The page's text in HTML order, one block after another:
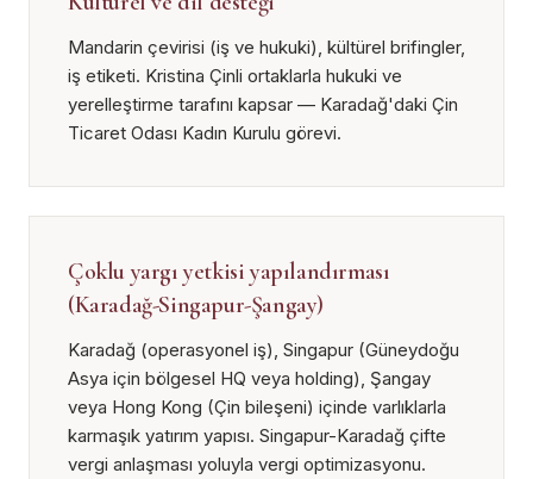
Mandarin çevirisi (iş ve hukuki), kültürel brifingler,
iş etiketi. Kristina Çinli ortaklarla hukuki ve
yerelleştirme tarafını kapsar — Karadağ'daki Çin
Ticaret Odası Kadın Kurulu görevi.
Çoklu yargı yetkisi yapılandırması
(Karadağ-Singapur-Şangay)
Karadağ (operasyonel iş), Singapur (Güneydoğu
Asya için bölgesel HQ veya holding), Şangay
veya Hong Kong (Çin bileşeni) içinde varlıklarla
karmaşık yatırım yapısı. Singapur-Karadağ çifte
vergi anlaşması yoluyla vergi optimizasyonu.